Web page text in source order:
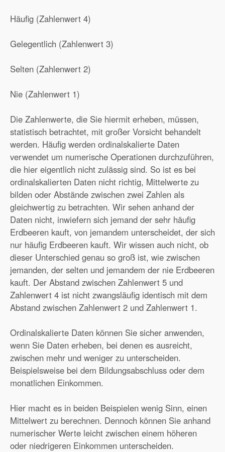
Häufig (Zahlenwert 4)
Gelegentlich (Zahlenwert 3)
Selten (Zahlenwert 2)
Nie (Zahlenwert 1)
Die Zahlenwerte, die Sie hiermit erheben, müssen,
statistisch betrachtet, mit großer Vorsicht behandelt
werden. Häufig werden ordinalskalierte Daten
verwendet um numerische Operationen durchzuführen,
die hier eigentlich nicht zulässig sind. So ist es bei
ordinalskalierten Daten nicht richtig, Mittelwerte zu
bilden oder Abstände zwischen zwei Zahlen als
gleichwertig zu betrachten. Wir sehen anhand der
Daten nicht, inwiefern sich jemand der sehr häufig
Erdbeeren kauft, von jemandem unterscheidet, der sich
nur häufig Erdbeeren kauft. Wir wissen auch nicht, ob
dieser Unterschied genau so groß ist, wie zwischen
jemanden, der selten und jemandem der nie Erdbeeren
kauft. Der Abstand zwischen Zahlenwert 5 und
Zahlenwert 4 ist nicht zwangsläufig identisch mit dem
Abstand zwischen Zahlenwert 2 und Zahlenwert 1.
Ordinalskalierte Daten können Sie sicher anwenden,
wenn Sie Daten erheben, bei denen es ausreicht,
zwischen mehr und weniger zu unterscheiden.
Beispielsweise bei dem Bildungsabschluss oder dem
monatlichen Einkommen.
Hier macht es in beiden Beispielen wenig Sinn, einen
Mittelwert zu berechnen. Dennoch können Sie anhand
numerischer Werte leicht zwischen einem höheren
oder niedrigeren Einkommen unterscheiden.